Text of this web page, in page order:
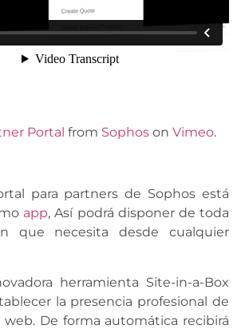
Portal from Sophoson Vimeo.
para partners de Sophos está
app, Así podrá disponer de toda
que necesita desde cualquier
herramienta Site-in-a-Box
la presencia profesional de
web. De forma automática recibirá